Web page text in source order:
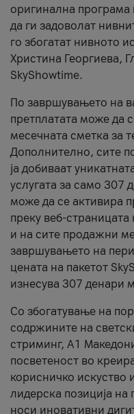
оригинална програма
да ги задоволат
го збогатат нивното
Христина Георгиева,
SkyShowtime.
По завршувањето на
претплатата може да
месечната сметка за
Дополнително, сите
ја добиваат
услугата за само 307
може да се активира
преку веб-
и на сите продажни
завршувањето на
цената на пакетот
изнесува 307 денари
Со збогатување на
содржините на
стриминг, А1
посветеност во
корисничко искуство
лидерска позиција на
носи иновативни